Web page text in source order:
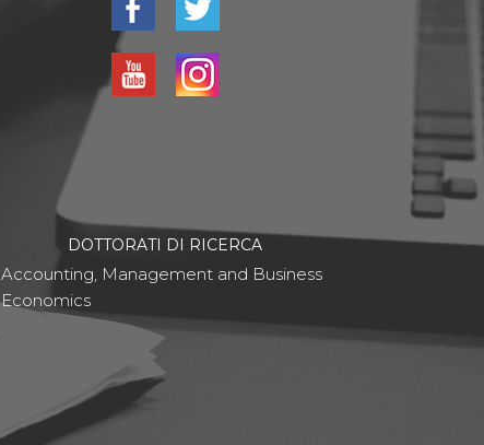
DOTTORATI DI RICERCA
Accounting, Management and Business
Economics